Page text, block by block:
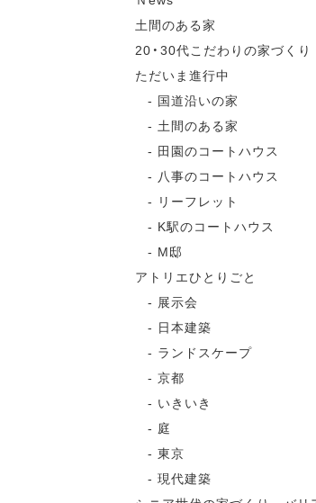
土間のある家
20・30代こだわりの家づくり
ただいま進行中
国道沿いの家
土間のある家
田園のコートハウス
八事のコートハウス
リーフレット
K駅のコートハウス
M邸
アトリエひとりごと
展示会
日本建築
ランドスケープ
京都
いきいき
庭
東京
現代建築